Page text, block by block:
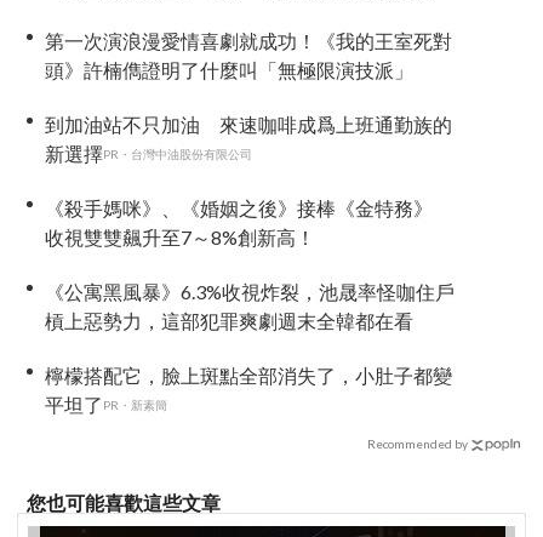
第一次演浪漫愛情喜劇就成功！《我的王室死對
頭》許楠儁證明了什麼叫「無極限演技派」
到加油站不只加油 來速咖啡成爲上班通勤族的
新選擇PR・台灣中油股份有限公司
《殺手媽咪》、《婚姻之後》接棒《金特務》
收視雙雙飆升至7～8%創新高！
《公寓黑風暴》6.3%收視炸裂，池晟率怪咖住戶
槓上惡勢力，這部犯罪爽劇週末全韓都在看
檸檬搭配它，臉上斑點全部消失了，小肚子都變
平坦了 PR・新素簡
Recommended by
您也可能喜歡這些文章